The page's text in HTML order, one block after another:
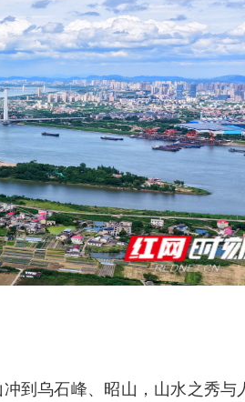
到乌石峰、昭山，山水之秀与